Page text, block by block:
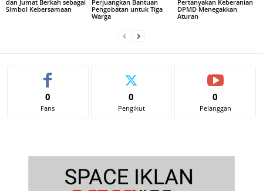
dan Jumat Berkah sebagai
Simbol Kebersamaan
Perjuangkan Bantuan
Pengobatan untuk Tiga
Warga
Pertanyakan Keberanian
DPMD Menegakkan
Aturan
0
Fans
0
Pengikut
0
Pelanggan